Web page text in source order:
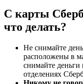
C карты
что делать?
Не снимайте
расположены в
снимайте деньги
отделениях